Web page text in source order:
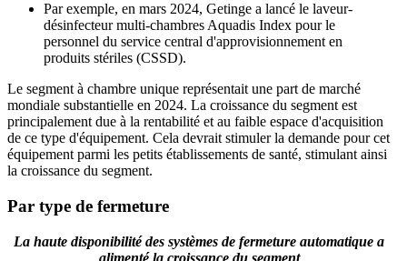
Par exemple, en mars 2024, Getinge a lancé le laveur-
désinfecteur multi-chambres Aquadis Index pour le
personnel du service central d'approvisionnement en
produits stériles (CSSD).
Le segment à chambre unique représentait une part de marché
mondiale substantielle en 2024. La croissance du segment est
principalement due à la rentabilité et au faible espace d'acquisition
de ce type d'équipement. Cela devrait stimuler la demande pour cet
équipement parmi les petits établissements de santé, stimulant ainsi
la croissance du segment.
Par type de fermeture
La haute disponibilité des systèmes de fermeture automatique a
alimenté la croissance du segment